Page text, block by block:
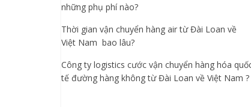
những phụ phí nào?
Thời gian vận chuyển hàng air từ Đài Loan về
Việt Nam bao lâu?
Công ty logistics cước vận chuyển hàng hóa
tế đường hàng không từ Đài Loan về Việt Nam ?